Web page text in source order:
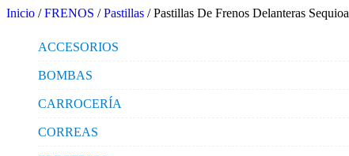
Inicio /FRENOS /Pastillas / Pastillas De Frenos Delanteras Sequioa
ACCESORIOS
BOMBAS
CARROCERÍA
CORREAS